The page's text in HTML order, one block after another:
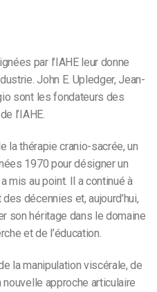
par l’IAHE leur donne
John E. Upledger, Jean-
sont les fondateurs des
l’IAHE.
la thérapie cranio-sacrée, un
1970 pour désigner un
mis au point. Il a continué à
décennies et, aujourd’hui,
son héritage dans le domaine
et de l’éducation.
la manipulation viscérale, de
nouvelle approche articulaire